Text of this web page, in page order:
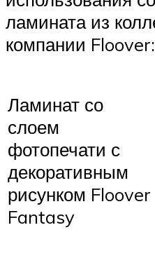
ламината из
компании Floover:
Ламинат со
слоем
фотопечати с
декоративным
рисунком Floover
Fantasy